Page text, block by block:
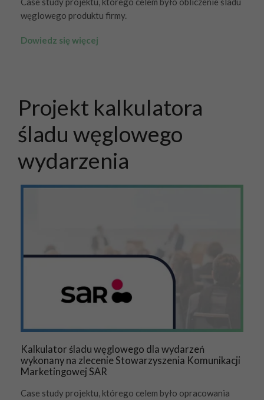
węglowego produktu firmy.
Dowiedz się więcej
Projekt kalkulatora
śladu węglowego
wydarzenia
Kalkulator śladu węglowego dla wydarzeń
wykonany na zlecenie Stowarzyszenia Komunikacji
Marketingowej SAR
Case study projektu, którego celem było opracowania